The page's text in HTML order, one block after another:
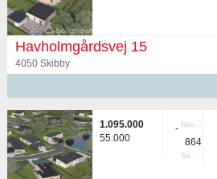
Havholmgårdsvej 15
4050 Skibby
1.095.000
55.000
- Nuvær.
864
Samlet